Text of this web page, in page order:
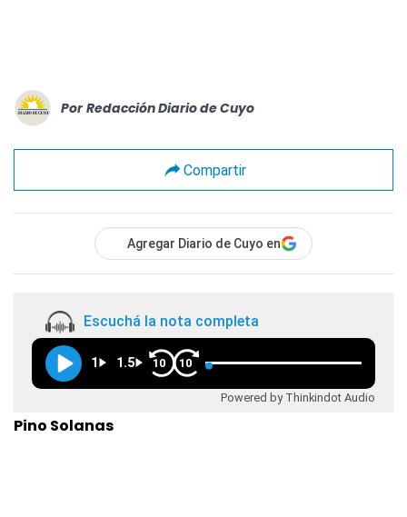
Por Redacción Diario de Cuyo
Compartir
Agregar Diario de Cuyo en
Escuchá la nota completa
1 1.5 10 10
Powered by Thinkindot Audio
Pino Solanas